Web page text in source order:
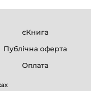
єКнига
Публічна оферта
Оплата